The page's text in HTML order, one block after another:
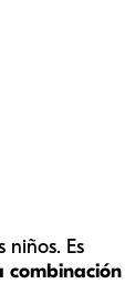
niños. Es
combinación